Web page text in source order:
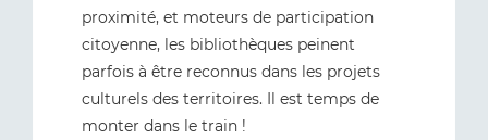
proximité, et moteurs de participation
citoyenne, les bibliothèques peinent
parfois à être reconnus dans les projets
culturels des territoires. Il est temps de
monter dans le train !